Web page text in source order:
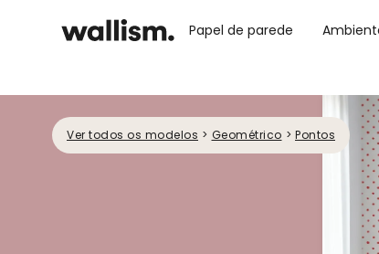
Papel de parede
Ver todos os modelos > Geométrico > Pontos